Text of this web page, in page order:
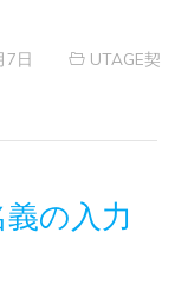
7日
UTAGE契
の入力